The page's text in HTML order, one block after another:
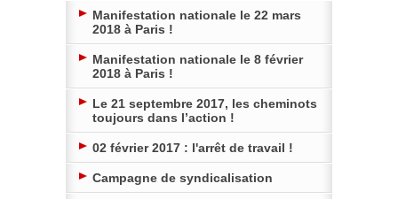
Manifestation nationale le 22 mars
2018 à Paris !
Manifestation nationale le 8 février
2018 à Paris !
Le 21 septembre 2017, les cheminots
toujours dans l’action !
02 février 2017 : l'arrêt de travail !
Campagne de syndicalisation